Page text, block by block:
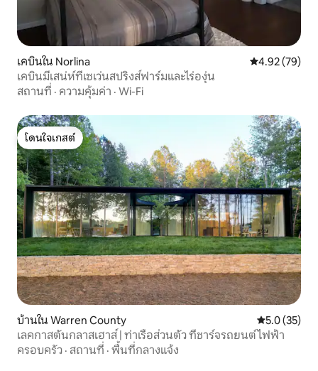
เคบินใน Norlina คะแนนเฉลี่ย
4.92 (79)
เคบินมีเสน่ห์ที่เซเว่นสปริงส์ฟาร์มและไร่องุ่น
สถานที่ · ความคุ้มค่า · Wi-Fi
โดนใจเกสต์
โดนใจเกสต์
บ้านใน Warren County คะแนนเฉลี่ย
5.0 (35)
เลคกาสตันกลาสเฮาส์ | ท่าเรือส่วนตัว ที่ชาร์จรถยนต์ไฟฟ้า
ครอบครัว · สถานที่ · พื้นที่กลางแจ้ง